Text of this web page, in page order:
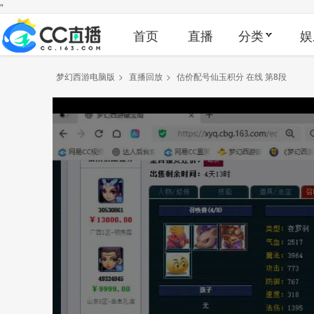
"
首页 直播 分类
梦幻西游电脑版 > 直播回放 > 估价配号仙玉积分 在线 第8段